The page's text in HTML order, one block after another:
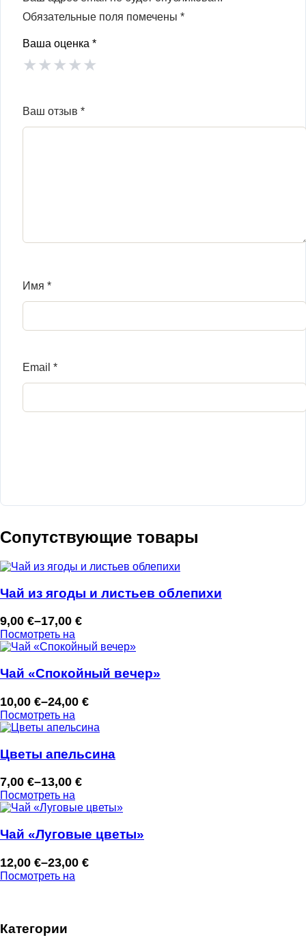
Обязательные поля помечены *
Ваша оценка *
★★★★★
Ваш отзыв *
Имя *
Email *
Сопутствующие товары
Чай из ягоды и листьев облепихи
9,00 €–17,00 €
Диапазон
цен:
–
Посмотреть на
Чай «Спокойный вечер»
10,00 €–24,00 €
Диапазон
цен:
–
Посмотреть на
Цветы апельсина
7,00 €–13,00 €
Диапазон
цен:
–
Посмотреть на
Чай «Луговые цветы»
12,00 €–23,00 €
Диапазон
цен:
23,00 €
Посмотреть на
Категории